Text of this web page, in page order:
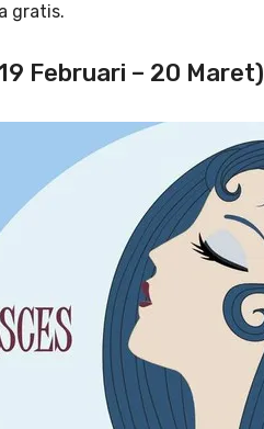
gratis.
Februari – 20 Maret)